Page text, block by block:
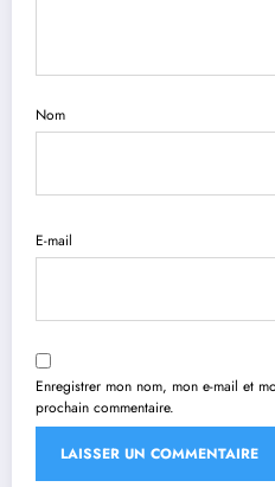
Nom
E-mail
Enregistrer mon nom, mon e-mail et
prochain commentaire.